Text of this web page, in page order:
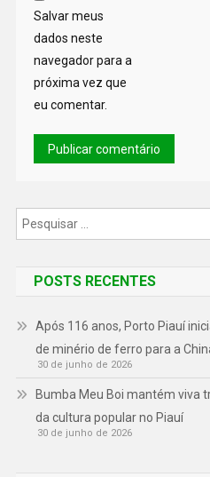
Salvar meus
dados neste
navegador para a
próxima vez que
eu comentar.
POSTS RECENTES
Após 116 anos, Porto Piauí
de minério de ferro para a
30 de junho de 2026
Bumba Meu Boi mantém viva
da cultura popular no Piauí
30 de junho de 2026